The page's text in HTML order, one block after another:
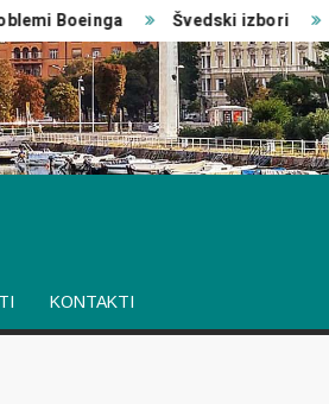
Boeinga Švedski izbori
KONTAKTI